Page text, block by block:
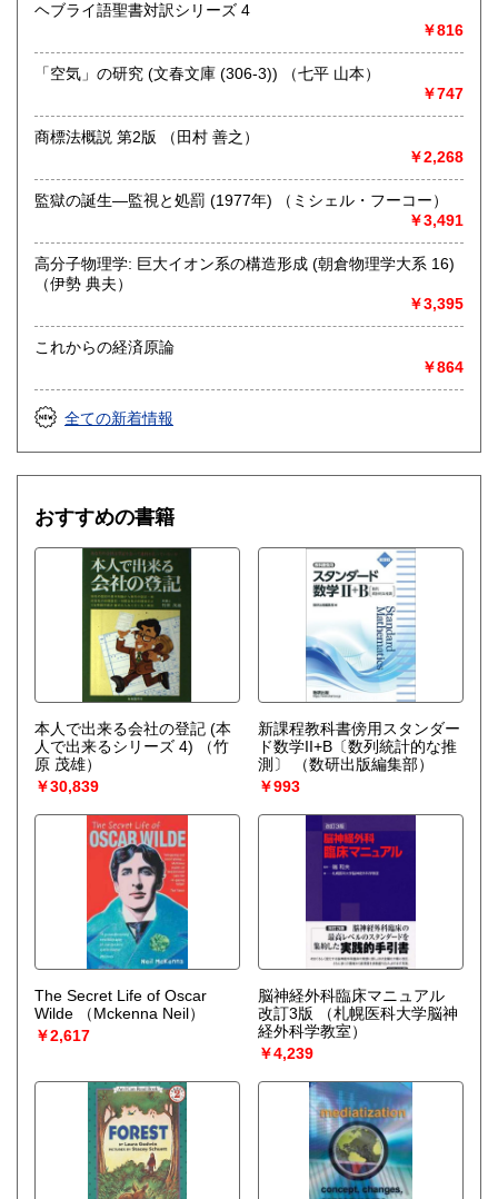
https://www.northbookcenter-kaitori.com/
【出張買取について】
近隣の大学様や研究機関を対象に、 出張買取を行っており
ます。
八王子市や多摩市・日野市・町田市などが中心となります
場所や内容によっては都心や神奈川方面への出張も可能な
場合がございますのでまずはお気軽にご連絡ください。
https://www.northbookcenter-kaitori.com/syucyou
哲学宗教、歴史、社会科学、自然科学、美術工芸、国語国
文、外国書、サブカルチャー
ヘブライ語聖書対訳シリーズ 4
￥816
「空気」の研究 (文春文庫 (306‐3)) （七平 山本）
￥747
商標法概説 第2版 （田村 善之）
￥2,268
監獄の誕生―監視と処罰 (1977年) （ミシェル・フーコー）
￥3,491
高分子物理学: 巨大イオン系の構造形成 (朝倉物理学大系 16)
（伊勢 典夫）
￥3,395
これからの経済原論
￥864
全ての新着情報
おすすめの書籍
本人で出来る会社の登記 (本
人で出来るシリーズ 4)
（竹
原 茂雄）
￥30,839
新課程教科書傍用スタンダー
ド数学II+B〔数列統計的な推
測〕
（数研出版編集部）
￥993
The Secret Life of Oscar
Wilde
（Mckenna Neil）
￥2,617
脳神経外科臨床マニュアル
改訂3版
（札幌医科大学脳神
経外科学教室）
￥4,239